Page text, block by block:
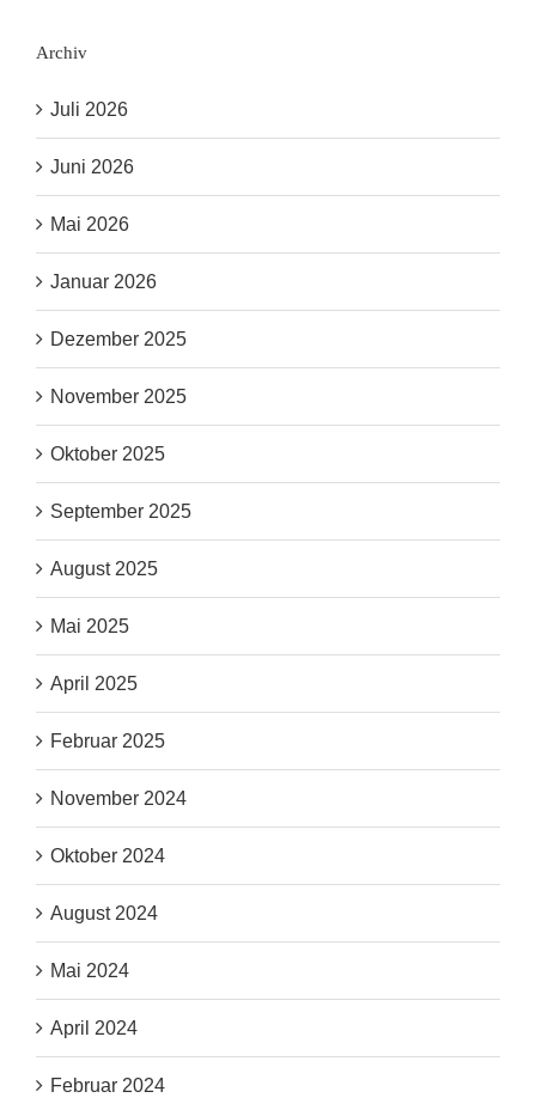
Archiv
Juli 2026
Juni 2026
Mai 2026
Januar 2026
Dezember 2025
November 2025
Oktober 2025
September 2025
August 2025
Mai 2025
April 2025
Februar 2025
November 2024
Oktober 2024
August 2024
Mai 2024
April 2024
Februar 2024